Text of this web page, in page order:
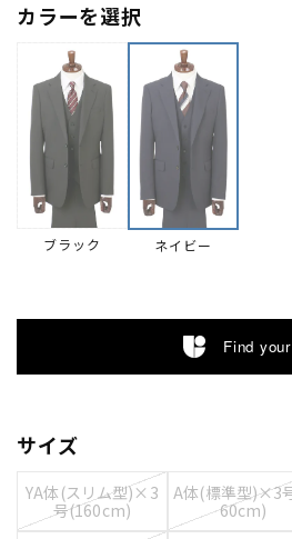
カラーを選択
ブラック ネイビー
Find
サイズ
YA体(スリム型)×3
号(160cm)
A体(標準型)×3
60cm)